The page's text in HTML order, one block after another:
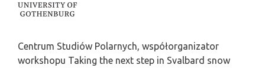
Centrum Studiów Polarnych, współorganizator
workshopu Taking the next step in Svalbard snow